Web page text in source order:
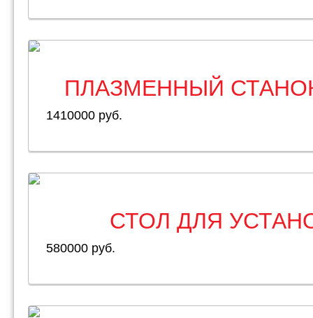
ПЛАЗМЕННЫЙ
1410000 руб.
СТОЛ ДЛЯ
580000 руб.